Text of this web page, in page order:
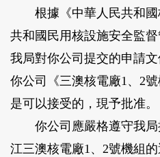
根據《中華人民共和國
共和國民用核設施安全監
我局對你公司提交的申請
你公司《三澳核電廠1、2號
是可以接受的，現予批准。
你公司應嚴格遵守我局
江三澳核電廠1、2號機組的